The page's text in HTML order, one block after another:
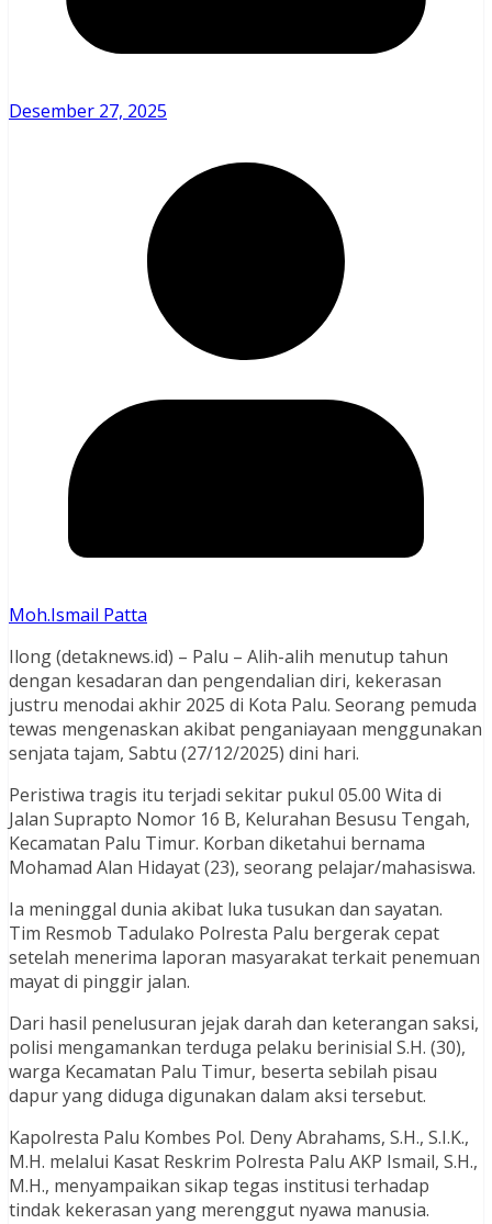
Desember 27, 2025
Moh.Ismail Patta
Ilong (detaknews.id) – Palu – Alih-alih menutup tahun
dengan kesadaran dan pengendalian diri, kekerasan
justru menodai akhir 2025 di Kota Palu. Seorang pemuda
tewas mengenaskan akibat penganiayaan menggunakan
senjata tajam, Sabtu (27/12/2025) dini hari.
Peristiwa tragis itu terjadi sekitar pukul 05.00 Wita di
Jalan Suprapto Nomor 16 B, Kelurahan Besusu Tengah,
Kecamatan Palu Timur. Korban diketahui bernama
Mohamad Alan Hidayat (23), seorang pelajar/mahasiswa.
Ia meninggal dunia akibat luka tusukan dan sayatan.
Tim Resmob Tadulako Polresta Palu bergerak cepat
setelah menerima laporan masyarakat terkait penemuan
mayat di pinggir jalan.
Dari hasil penelusuran jejak darah dan keterangan saksi,
polisi mengamankan terduga pelaku berinisial S.H. (30),
warga Kecamatan Palu Timur, beserta sebilah pisau
dapur yang diduga digunakan dalam aksi tersebut.
Kapolresta Palu Kombes Pol. Deny Abrahams, S.H., S.I.K.,
M.H. melalui Kasat Reskrim Polresta Palu AKP Ismail, S.H.,
M.H., menyampaikan sikap tegas institusi terhadap
tindak kekerasan yang merenggut nyawa manusia.